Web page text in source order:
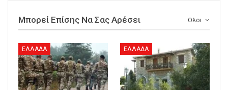
Ολοι
Μπορεί Επίσης Να Σας Αρέσει
ΕΛΛΑΔΑ ΕΛΛΑΔΑ